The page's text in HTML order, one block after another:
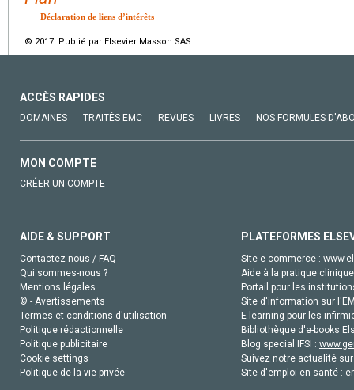
Déclaration de liens d’intérêts
© 2017 Publié par Elsevier Masson SAS.
ACCÈS RAPIDES
DOMAINES TRAITÉS EMC REVUES LIVRES NOS FORMULES
MON COMPTE
CRÉER UN COMPTE
AIDE & SUPPORT
Contactez-nous / FAQ
Qui sommes-nous ?
Mentions légales
© - Avertissements
Termes et conditions d'utilisation
Politique rédactionnelle
Politique publicitaire
Cookie settings
Politique de la vie privée
PLATEFORMES
Site e-commerce :
Aide à la pratique
Portail pour les
Site d'information sur
E-learning pour les
Bibliothèque d'e-books
Blog special IFSI :
Suivez notre actualité
Site d'emploi en santé :